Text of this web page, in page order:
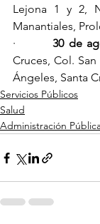
Lejona 1 y 2,
Manantiales,
· 30 de
Cruces, Col.
Ángeles, Santa
Servicios Públicos
Salud
Administración